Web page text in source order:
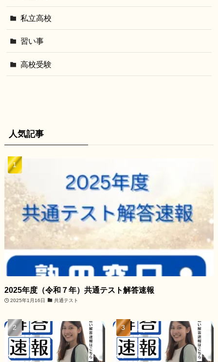
私立高校
習い事
高校受験
人気記事
2025年度（令和７年）共通テスト解答速報
2025年1月16日 共通テスト